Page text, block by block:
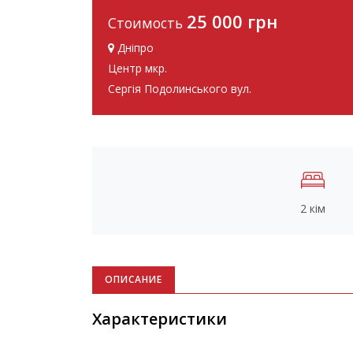
Стоимость 25 000 грн
Дніпро
Центр мкр.
Сергія Подолинського вул.
2 кім
ОПИСАНИЕ
Характеристики